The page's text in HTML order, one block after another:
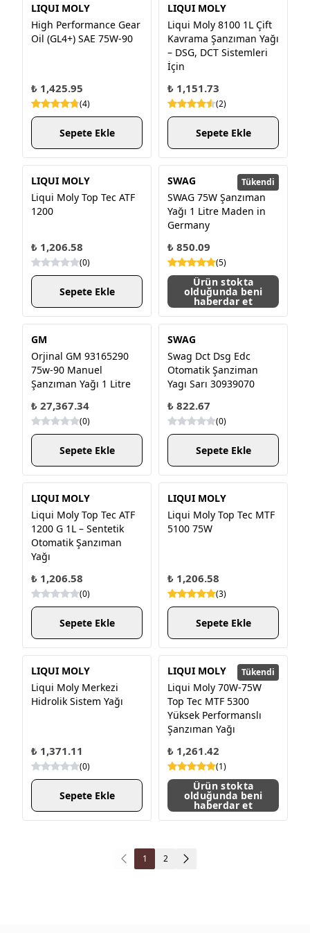
LIQUI MOLY
High Perform­ance Gear
Oil (GL4+) SAE 75W-90
₺ 1,425.95
(4)
Sepete Ekle
LIQUI MOLY
Liqui Moly 8100 1L Çift
Kavrama Şanzıman Yağı
– DSG, DCT Sistemleri
İçin
₺ 1,151.73
(2)
Sepete Ekle
LIQUI MOLY
Liqui Moly Top Tec ATF
1200
₺ 1,206.58
(0)
Sepete Ekle
Tükendi
SWAG
SWAG 75W Şanzıman
Yağı 1 Litre Maden in
Germany
₺ 850.09
(5)
Ürün stokta
olduğunda beni
haberdar et
GM
Orjinal GM 93165290
75w-90 Manuel
Şanzıman Yağı 1 Litre
₺ 27,367.34
(0)
Sepete Ekle
SWAG
Swag Dct Dsg Edc
Otomatik Şanziman
Yagı Sarı 30939070
₺ 822.67
(0)
Sepete Ekle
LIQUI MOLY
Liqui Moly Top Tec ATF
1200 G 1L – Sentetik
Otomatik Şanzıman
Yağı
₺ 1,206.58
(0)
Sepete Ekle
LIQUI MOLY
Liqui Moly Top Tec MTF
5100 75W
₺ 1,206.58
(3)
Sepete Ekle
LIQUI MOLY
Liqui Moly Merkezi
Hidrolik Sistem Yağı
₺ 1,371.11
(0)
Sepete Ekle
Tükendi
LIQUI MOLY
Liqui Moly 70W-75W
Top Tec MTF 5300
Yüksek Performanslı
Şanzıman Yağı
₺ 1,261.42
(1)
Ürün stokta
olduğunda beni
haberdar et
1 2